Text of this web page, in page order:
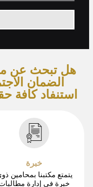
هل تبحث عن
الضمان
استنفاد كافة
خبرة
يتمتع مكتبنا بمحامين
خبرة في إدارة